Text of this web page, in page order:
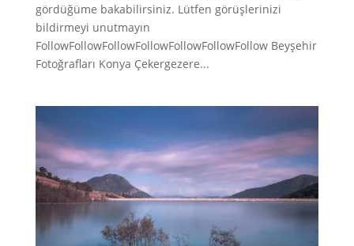
gördüğüme bakabilirsiniz. Lütfen görüşlerinizi
bildirmeyi unutmayın
FollowFollowFollowFollowFollowFollowFollow Beyşehir
Fotoğrafları Konya Çekergezere...